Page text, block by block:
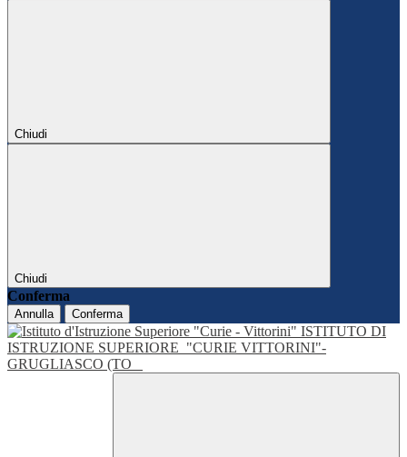
Chiudi
Chiudi
Conferma
Annulla Conferma
ISTITUTO DI
ISTRUZIONE SUPERIORE "CURIE VITTORINI"-
GRUGLIASCO (TO